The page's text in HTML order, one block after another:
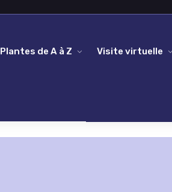
Plantes de A à Z Visite virtuelle